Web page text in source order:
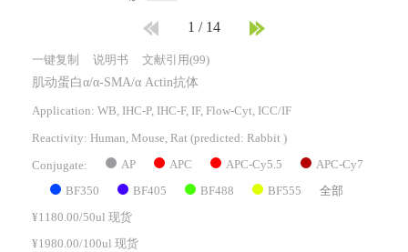
1 / 14
一键复制 说明书 文献引用(99)
肌动蛋白α/α-SMA/α Actin抗体
Application: WB, IHC-P, IHC-F, IF, Flow-Cyt, ICC/IF
Reactivity: Human, Mouse, Rat (predicted: Rabbit )
Conjugate: AP APC APC-Cy5.5 APC-Cy7
BF350 BF405 BF488 BF555 全部
¥1180.00/50ul 现货
¥1980.00/100ul 现货